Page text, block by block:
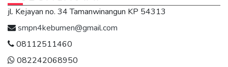
jl. Kejayan no. 34 Tamanwinangun KP 54313
smpn4kebumen@gmail.com
08112511460
082242068950